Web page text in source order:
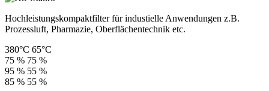
Hochleistungskompaktfilter für industielle Anwendungen z.B.
Prozessluft, Pharmazie, Oberflächentechnik etc.
380°C 65°C
75 % 75 %
95 % 55 %
85 % 55 %